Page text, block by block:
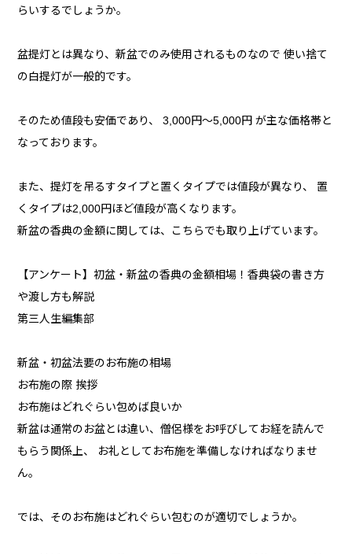
らいするでしょうか。
盆提灯とは異なり、新盆でのみ使用されるものなので 使い捨て
の白提灯が一般的です。
そのため値段も安価であり、 3,000円～5,000円 が主な価格帯と
なっております。
また、提灯を吊るすタイプと置くタイプでは値段が異なり、 置
くタイプは2,000円ほど値段が高くなります。
新盆の香典の金額に関しては、こちらでも取り上げています。
【アンケート】初盆・新盆の香典の金額相場！香典袋の書き方
や渡し方も解説
第三人生編集部
新盆・初盆法要のお布施の相場
お布施の際 挨拶
お布施はどれぐらい包めば良いか
新盆は通常のお盆とは違い、僧侶様をお呼びしてお経を読んで
もらう関係上、 お礼としてお布施を準備しなければなりませ
ん。
では、そのお布施はどれぐらい包むのが適切でしょうか。